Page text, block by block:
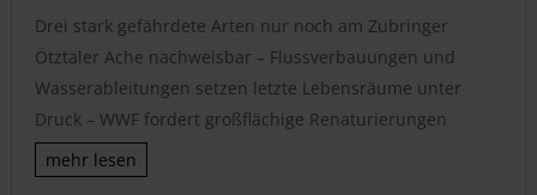
Drei stark gefährdete Arten nur noch am Zubringer
Ötztaler Ache nachweisbar – Flussverbauungen und
Wasserableitungen setzen letzte Lebensräume unter
Druck – WWF fordert großflächige Renaturierungen
mehr lesen